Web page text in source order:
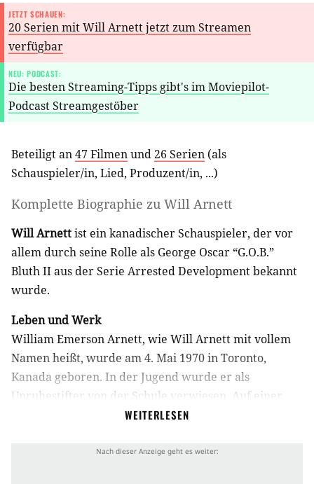
JETZT SCHAUEN:
20 Serien mit Will Arnett jetzt zum Streamen
verfügbar
NEU: PODCAST:
Die besten Streaming-Tipps gibt's im Moviepilot-
Podcast Streamgestöber
Beteiligt an47 Filmenund26 Serien (als
Schauspieler/in, Lied, Produzent/in, ...)
Komplette Biographie zu Will Arnett
Will Arnettist ein kanadischer Schauspieler, der vor
allem durch seine Rolle als George Oscar “G.O.B.”
Bluth II aus der Serie Arrested Development bekannt
wurde.
Leben und Werk
William Emerson Arnett, wie Will Arnett mit vollem
Namen heißt, wurde am 4. Mai 1970 in Toronto,
Kanada geboren. In der Jugend wurde er als
Unruhestifter von der Schule verwiesen. Auf einer
öffentlichen Schule konnte Will Arnett dann jedoch
späteren Berufsweg erkannte. 1990 zog er schließlich
WEITERLESEN